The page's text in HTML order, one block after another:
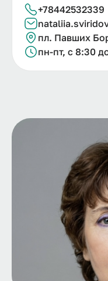
+78442532339
nataliia.
пл. Павших
пн-пт, с 8:30